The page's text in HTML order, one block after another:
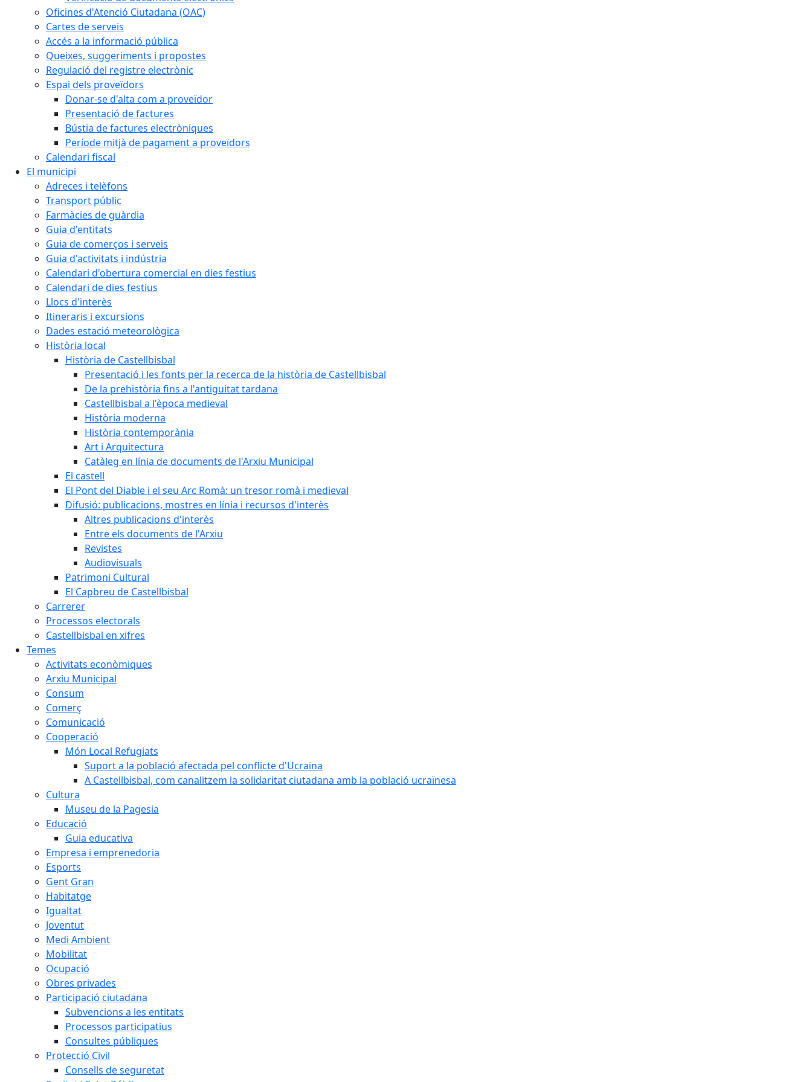
Oficines d'Atenció Ciutadana (OAC)
Cartes de serveis
Accés a la informació pública
Queixes, suggeriments i propostes
Regulació del registre electrònic
Espai dels proveïdors
Donar-se d'alta com a proveïdor
Presentació de factures
Bústia de factures electròniques
Període mitjà de pagament a proveïdors
Calendari fiscal
El municipi
Adreces i telèfons
Transport públic
Farmàcies de guàrdia
Guia d'entitats
Guia de comerços i serveis
Guia d'activitats i indústria
Calendari d'obertura comercial en dies festius
Calendari de dies festius
Llocs d'interès
Itineraris i excursions
Dades estació meteorològica
Història local
Història de Castellbisbal
Presentació i les fonts per la recerca de la història de Castellbisbal
De la prehistòria fins a l'antiguitat tardana
Castellbisbal a l'època medieval
Història moderna
Història contemporània
Art i Arquitectura
Catàleg en línia de documents de l'Arxiu Municipal
El castell
El Pont del Diable i el seu Arc Romà: un tresor romà i medieval
Difusió: publicacions, mostres en línia i recursos d'interès
Altres publicacions d'interès
Entre els documents de l'Arxiu
Revistes
Audiovisuals
Patrimoni Cultural
El Capbreu de Castellbisbal
Carrerer
Processos electorals
Castellbisbal en xifres
Temes
Activitats econòmiques
Arxiu Municipal
Consum
Comerç
Comunicació
Cooperació
Món Local Refugiats
Suport a la població afectada pel conflicte d'Ucraïna
A Castellbisbal, com canalitzem la solidaritat ciutadana amb la població ucraïnesa
Cultura
Museu de la Pagesia
Educació
Guia educativa
Empresa i emprenedoria
Esports
Gent Gran
Habitatge
Igualtat
Joventut
Medi Ambient
Mobilitat
Ocupació
Obres privades
Participació ciutadana
Subvencions a les entitats
Processos participatius
Consultes públiques
Protecció Civil
Consells de seguretat